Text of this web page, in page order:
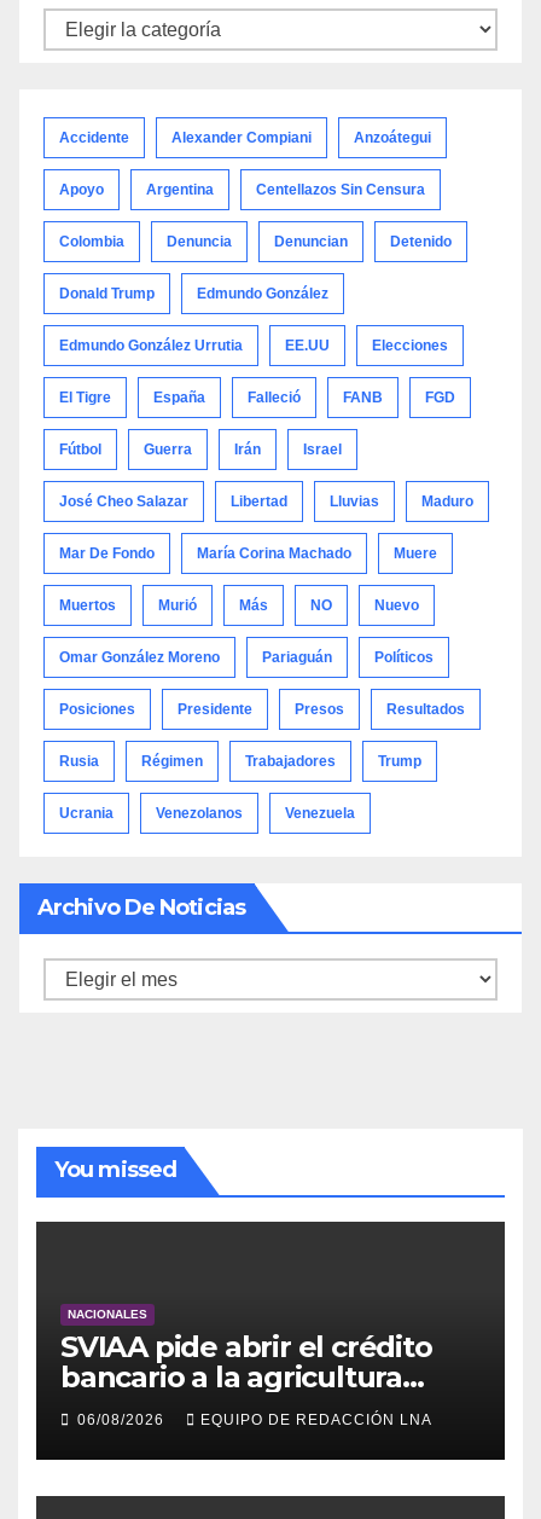
Noticias
Accidente Alexander Compiani Anzoátegui
Apoyo Argentina Centellazos Sin Censura
Colombia Denuncia Denuncian Detenido
Donald Trump Edmundo González
Edmundo González Urrutia EE.UU Elecciones
El Tigre España Falleció FANB FGD
Fútbol Guerra Irán Israel
José Cheo Salazar Libertad Lluvias Maduro
Mar De Fondo María Corina Machado Muere
Muertos Murió Más NO Nuevo
Omar González Moreno Pariaguán Políticos
Posiciones Presidente Presos Resultados
Rusia Régimen Trabajadores Trump
Ucrania Venezolanos Venezuela
Archivo De Noticias
Archivo
You missed
NACIONALES
SVIAA pide abrir el crédito
bancario a la agricultura
familiar en Venezuela
06/08/2026 EQUIPO DE REDACCIÓN LNA